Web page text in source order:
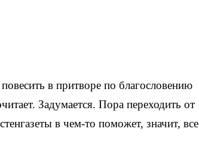
в притворе по благословению
Задумается. Пора переходить от
в чем-то поможет, значит, все